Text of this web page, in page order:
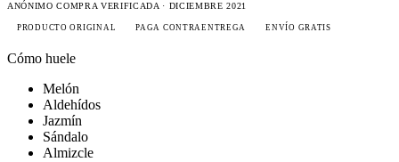
ANÓNIMOCOMPRA VERIFICADA · DICIEMBRE 2021
PRODUCTO ORIGINAL PAGA CONTRAENTREGA ENVÍO GRATIS
Cómo huele
Melón
Aldehídos
Jazmín
Sándalo
Almizcle